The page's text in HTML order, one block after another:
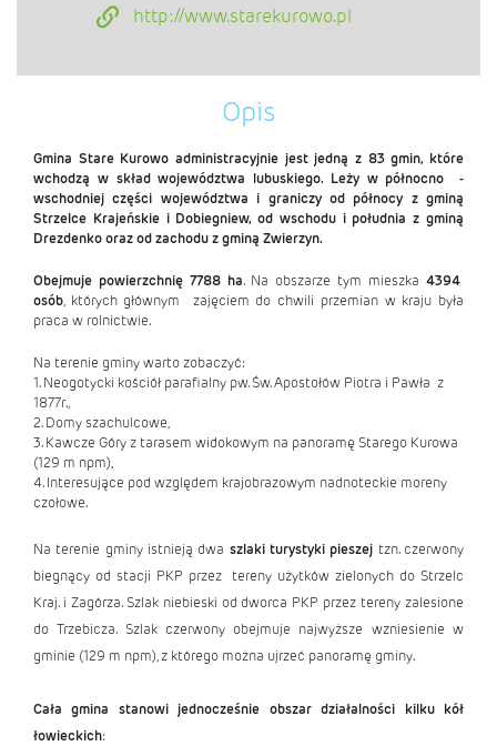
http://www.starekurowo.pl
Opis
Gmina Stare Kurowo administracyjnie jest jedną z 83 gmin, które
wchodzą w skład województwa lubuskiego. Leży w północno -
wschodniej części województwa i graniczy od północy z gminą
Strzelce Krajeńskie i Dobiegniew, od wschodu i południa z gminą
Drezdenko oraz od zachodu z gminą Zwierzyn.
Obejmuje powierzchnię 7788 ha. Na obszarze tym mieszka 4394
osób, których głównym zajęciem do chwili przemian w kraju była
praca w rolnictwie.
Na terenie gminy warto zobaczyć:
1. Neogotycki kościół parafialny pw. Św. Apostołów Piotra i Pawła z
1877r.,
2. Domy szachulcowe,
3. Kawcze Góry z tarasem widokowym na panoramę Starego Kurowa
(129 m npm),
4. Interesujące pod względem krajobrazowym nadnoteckie moreny
czołowe.
Na terenie gminy istnieją dwa szlaki turystyki pieszej tzn. czerwony
biegnący od stacji PKP przez tereny użytków zielonych do Strzelc
Kraj. i Zagórza. Szlak niebieski od dworca PKP przez tereny zalesione
do Trzebicza. Szlak czerwony obejmuje najwyższe wzniesienie w
gminie (129 m npm), z którego można ujrzeć panoramę gminy.
Cała gmina stanowi jednocześnie obszar działalności kilku kół
łowieckich: